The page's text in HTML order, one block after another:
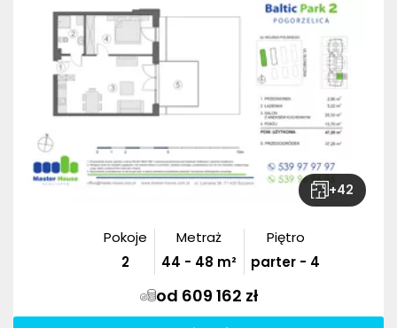
+42
Pokoje
2
Metraż
44 - 48 m²
Piętro
parter - 4
od 609 162 zł